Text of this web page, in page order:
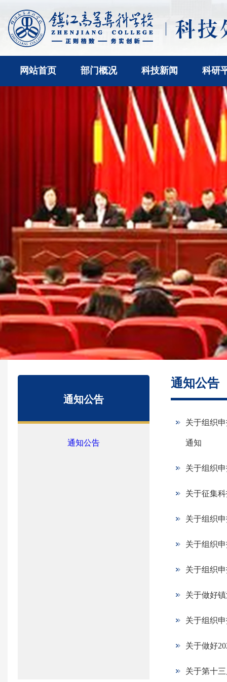
网站首页 部门概况 科技新闻 科研
通知公告
通知公告
通知公告
关于组织
通知
关于组织
关于征集
关于组织
关于组织
关于组织
关于做好
关于组织
关于做好
关于第十